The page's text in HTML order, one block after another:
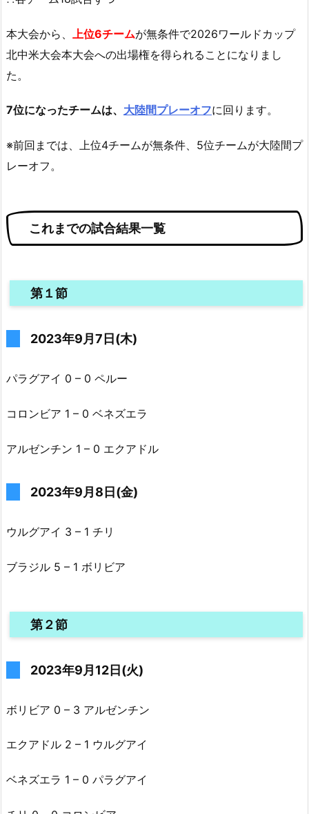
本大会から、 上位6チームが無条件で2026ワールドカップ
北中米大会本大会への出場権を得られることになりまし
た。
7位になったチームは、 大陸間プレーオフに回ります。
※前回までは、上位4チームが無条件、5位チームが大陸間プ
レーオフ。
これまでの試合結果一覧
第１節
2023年9月7日(木)
パラグアイ 0 – 0 ペルー
コロンビア 1 – 0 ベネズエラ
アルゼンチン 1 – 0 エクアドル
2023年9月8日(金)
ウルグアイ 3 – 1 チリ
ブラジル 5 – 1 ボリビア
第２節
2023年9月12日(火)
ボリビア 0 – 3 アルゼンチン
エクアドル 2 – 1 ウルグアイ
ベネズエラ 1 – 0 パラグアイ